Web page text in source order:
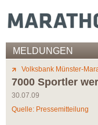
MELDUNGEN
Volksbank Münster-
7000 Sportler
30.07.09
Quelle: Pressemitteilung